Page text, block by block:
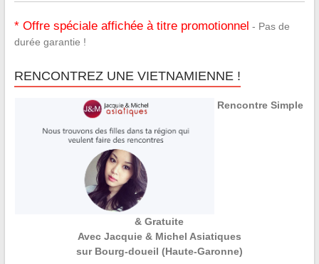
* Offre spéciale affichée à titre promotionnel - Pas de
durée garantie !
RENCONTREZ UNE VIETNAMIENNE !
Rencontre Simple
& Gratuite
Avec Jacquie & Michel Asiatiques
sur Bourg-doueil (Haute-Garonne)